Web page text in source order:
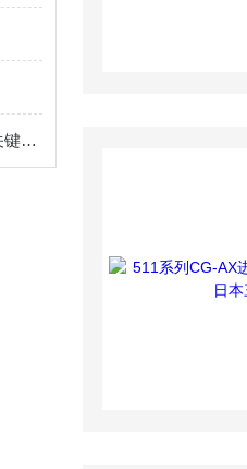
圆度仪在精密机械制造中的关键作用与应用研究